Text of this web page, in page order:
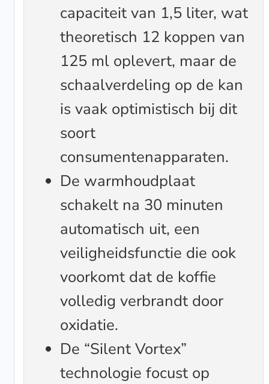
capaciteit van 1,5 liter, wat
theoretisch 12 koppen van
125 ml oplevert, maar de
schaalverdeling op de kan
is vaak optimistisch bij dit
soort
consumentenapparaten.
De warmhoudplaat
schakelt na 30 minuten
automatisch uit, een
veiligheidsfunctie die ook
voorkomt dat de koffie
volledig verbrandt door
oxidatie.
De “Silent Vortex”
technologie focust op